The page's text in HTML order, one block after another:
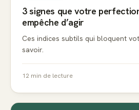
3 signes que votre
empêche d’agir
Ces indices subtils qui bloquent
savoir.
12 min de lecture